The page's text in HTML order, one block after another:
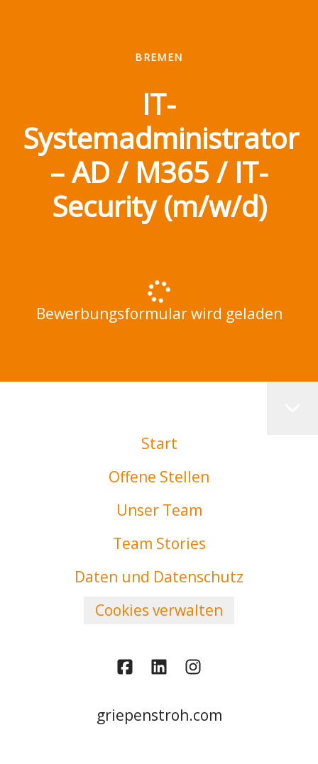
BREMEN
IT-
Systemadministrator
– AD / M365 / IT-
Security (m/w/d)
Bewerbungsformular wird geladen
Start
Offene Stellen
Unser Team
Team Stories
Daten und Datenschutz
Cookies verwalten
griepenstroh.com